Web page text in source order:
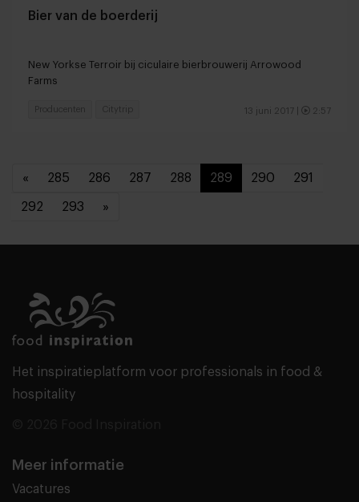
Bier van de boerderij
New Yorkse Terroir bij ciculaire bierbrouwerij Arrowood
Farms
13 juni 2017 2:57
Producenten Citytrip
« 285 286 287 288 289 290 291
292 293 »
Het inspiratieplatform voor professionals in food &
hospitality
Meer informatie
Vacatures